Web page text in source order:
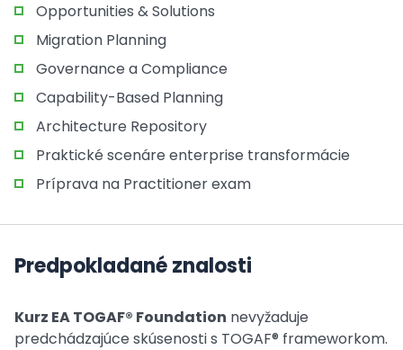
Opportunities & Solutions
Migration Planning
Governance a Compliance
Capability-Based Planning
Architecture Repository
Praktické scenáre enterprise transformácie
Príprava na Practitioner exam
Predpokladané znalosti
Kurz EA TOGAF® Foundation nevyžaduje
predchádzajúce skúsenosti s TOGAF® frameworkom.